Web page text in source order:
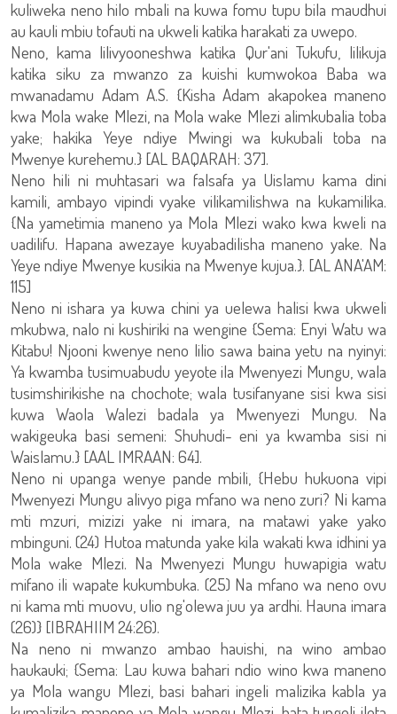
kuliweka neno hilo mbali na kuwa fomu tupu bila maudhui
au kauli mbiu tofauti na ukweli katika harakati za uwepo.
Neno, kama lilivyooneshwa katika Qur'ani Tukufu, lilikuja
katika siku za mwanzo za kuishi kumwokoa Baba wa
mwanadamu Adam A.S. {Kisha Adam akapokea maneno
kwa Mola wake Mlezi, na Mola wake Mlezi alimkubalia toba
yake; hakika Yeye ndiye Mwingi wa kukubali toba na
Mwenye kurehemu.} [AL BAQARAH: 37].
Neno hili ni muhtasari wa falsafa ya Uislamu kama dini
kamili, ambayo vipindi vyake vilikamilishwa na kukamilika.
{Na yametimia maneno ya Mola Mlezi wako kwa kweli na
uadilifu. Hapana awezaye kuyabadilisha maneno yake. Na
Yeye ndiye Mwenye kusikia na Mwenye kujua.}. [AL ANA'AM:
115]
Neno ni ishara ya kuwa chini ya uelewa halisi kwa ukweli
mkubwa, nalo ni kushiriki na wengine {Sema: Enyi Watu wa
Kitabu! Njooni kwenye neno lilio sawa baina yetu na nyinyi:
Ya kwamba tusimuabudu yeyote ila Mwenyezi Mungu, wala
tusimshirikishe na chochote; wala tusifanyane sisi kwa sisi
kuwa Waola Walezi badala ya Mwenyezi Mungu. Na
wakigeuka basi semeni: Shuhudi- eni ya kwamba sisi ni
Waislamu.} [AAL IMRAAN: 64].
Neno ni upanga wenye pande mbili, {Hebu hukuona vipi
Mwenyezi Mungu alivyo piga mfano wa neno zuri? Ni kama
mti mzuri, mizizi yake ni imara, na matawi yake yako
mbinguni. (24) Hutoa matunda yake kila wakati kwa idhini ya
Mola wake Mlezi. Na Mwenyezi Mungu huwapigia watu
mifano ili wapate kukumbuka. (25) Na mfano wa neno ovu
ni kama mti muovu, ulio ng'olewa juu ya ardhi. Hauna imara
(26)} [IBRAHIIM 24:26).
Na neno ni mwanzo ambao hauishi, na wino ambao
haukauki; {Sema: Lau kuwa bahari ndio wino kwa maneno
ya Mola wangu Mlezi, basi bahari ingeli malizika kabla ya